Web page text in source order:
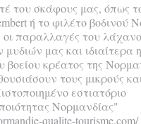
του σκάφους μας, όπως
ή το φιλέτο βοδινού
οι παραλλαγές του λάχανο
μυδιών μας και ιδιαίτερα η
βοείου κρέατος της
τους μικρούς
εστιατόριο
Νορμανδίας"
qualite-tourisme.com/